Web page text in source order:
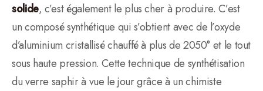
solide, c’est également le plus cher à produire. C’est
un composé synthétique qui s’obtient avec de l’oxyde
d’aluminium cristallisé chauffé à plus de 2050° et le tout
sous haute pression. Cette technique de synthétisation
du verre saphir à vue le jour grâce à un chimiste